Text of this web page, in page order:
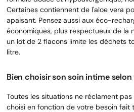
Certaines contiennent de l'aloe vera
apaisant. Pensez aussi aux éco-
économiques, plus respectueux de la
un lot de 2 flacons limite les déchets
litre.
Bien choisir son soin intime
Toutes les situations ne réclament
choisi en fonction de votre besoin fait